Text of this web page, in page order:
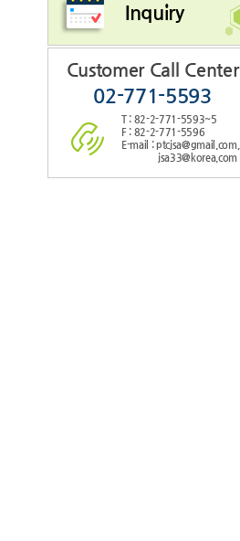
Inquiry
Customer Call Center
02-771-5593
T : 82-2-771-5593~5
F : 82-2-771-5596
E-mail : ptcjsa@gmail.com,
jsa33@korea.com